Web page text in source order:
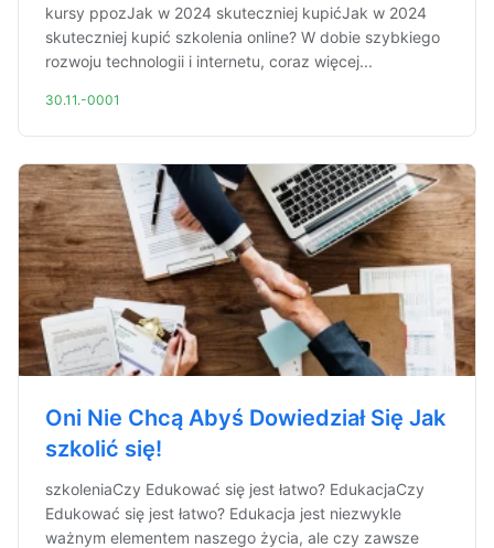
kursy ppozJak w 2024 skuteczniej kupićJak w 2024
skuteczniej kupić szkolenia online? W dobie szybkiego
rozwoju technologii i internetu, coraz więcej...
30.11.-0001
Oni Nie Chcą Abyś Dowiedział Się Jak
szkolić się!
szkoleniaCzy Edukować się jest łatwo? EdukacjaCzy
Edukować się jest łatwo? Edukacja jest niezwykle
ważnym elementem naszego życia, ale czy zawsze